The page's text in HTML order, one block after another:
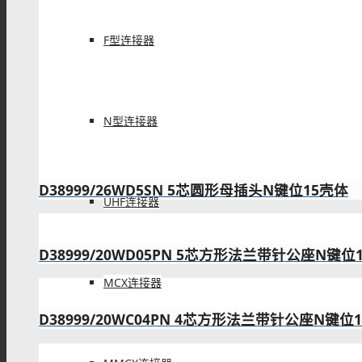
F型连接器
N型连接器
UHF连接器
MCX连接器
D38999/26WD5SN 5芯圆形母插头N键位15壳体
D38999/20WD05PN 5芯方形法兰带针公座N键位
D38999/20WC04PN 4芯方形法兰带针公座N键位